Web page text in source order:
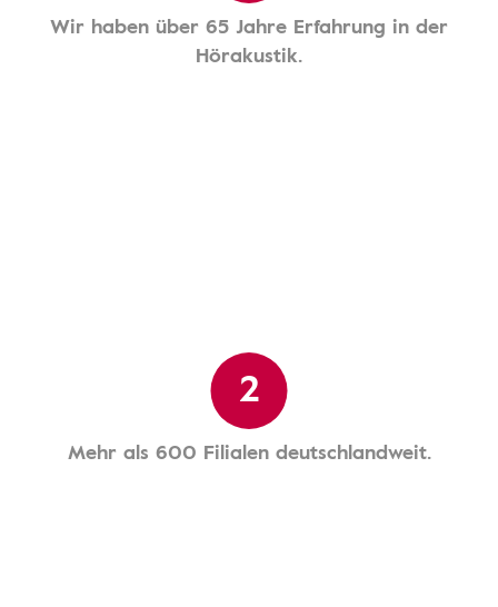
Wir haben über 65 Jahre Erfahrung in der
Hörakustik.
2
Mehr als 600 Filialen deutschlandweit.